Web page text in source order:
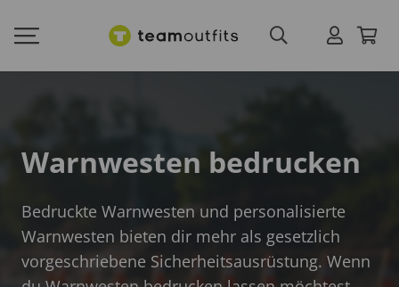
Warnwesten bedrucken
Bedruckte Warnwesten und personalisierte
Warnwesten bieten dir mehr als gesetzlich
vorgeschriebene Sicherheitsausrüstung. Wenn